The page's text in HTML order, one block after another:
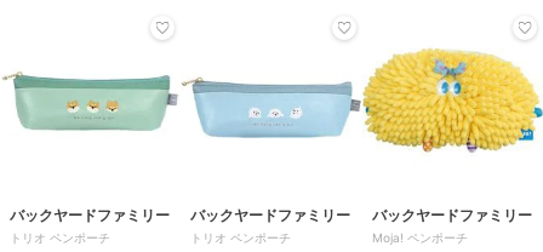
バックヤードファミリー
トリオ ペンポーチ
バックヤードファミリー
トリオ ペンポーチ
バックヤードファミリー
Moja! ペンポーチ